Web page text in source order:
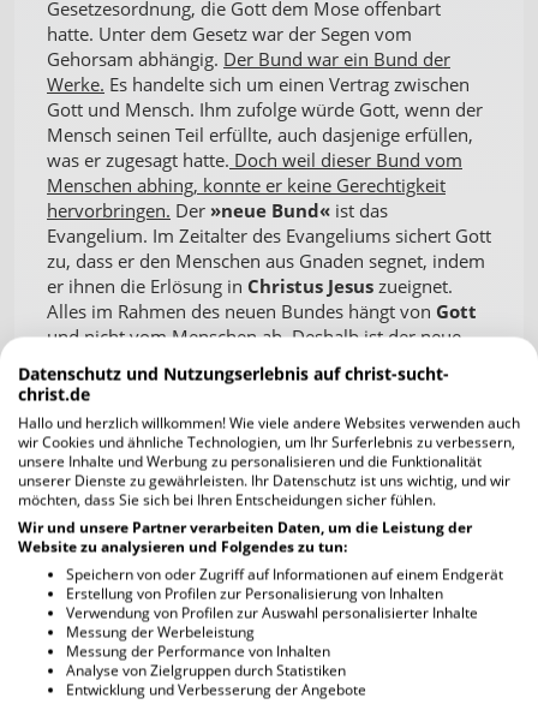
Gesetzesordnung, die Gott dem Mose offenbart
hatte. Unter dem Gesetz war der Segen vom
Gehorsam abhängig. Der Bund war ein Bund der
Werke. Es handelte sich um einen Vertrag zwischen
Gott und Mensch. Ihm zufolge würde Gott, wenn der
Mensch seinen Teil erfüllte, auch dasjenige erfüllen,
was er zugesagt hatte. Doch weil dieser Bund vom
Menschen abhing, konnte er keine Gerechtigkeit
hervorbringen. Der »neue Bund« ist das
Evangelium. Im Zeitalter des Evangeliums sichert Gott
zu, dass er den Menschen aus Gnaden segnet, indem
er ihnen die Erlösung in Christus Jesus zueignet.
Alles im Rahmen des neuen Bundes hängt von Gott
und nicht vom Menschen ab. Deshalb ist der neue
Bund imstande, das zu erreichen, was der alte
niemals hätte erreichen können.
Paulus zeigt nun mehrere scharfe Kontraste zwischen
Gesetz und Evangelium auf. Er beginnt hier in Vers 6,
indem er sagt:»… nicht des Buchstabens, sondern
des Geistes. Denn der Buchstabe tötet, der Geist
aber macht lebendig.« Die meisten Ausleger deuten
diese Worte folgendermaßen: Angenommen, jemand
nimmt einfach die äußerlichen Worte der Schrift, so
wie sie dastehen, und sucht sich an den Buchstaben
zu halten, ohne danach zu verlangen, der
Gesamtaussage des Abschnitts zu gehorchen. Dies
bringt eher Schaden als Nutzen. Die Pharisäer waren
ein Beispiel dafür. Sie waren äußerst genau in der
Datenschutz und Nutzungserlebnis auf christ-sucht-
christ.de
Hallo und herzlich willkommen! Wie viele andere Websites verwenden auch
wir Cookies und ähnliche Technologien, um Ihr Surferlebnis zu verbessern,
unsere Inhalte und Werbung zu personalisieren und die Funktionalität
unserer Dienste zu gewährleisten. Ihr Datenschutz ist uns wichtig, und wir
möchten, dass Sie sich bei Ihren Entscheidungen sicher fühlen.
Wir und unsere Partner verarbeiten Daten, um die Leistung der
Website zu analysieren und Folgendes zu tun:
Speichern von oder Zugriff auf Informationen auf einem Endgerät
Erstellung von Profilen zur Personalisierung von Inhalten
Verwendung von Profilen zur Auswahl personalisierter Inhalte
Messung der Werbeleistung
Messung der Performance von Inhalten
Analyse von Zielgruppen durch Statistiken
Entwicklung und Verbesserung der Angebote